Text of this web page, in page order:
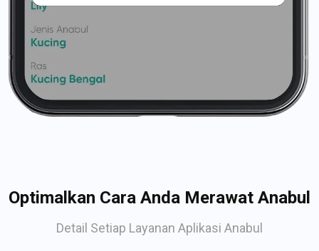
Optimalkan Cara Anda Merawat Anabul
Detail Setiap Layanan Aplikasi Anabul